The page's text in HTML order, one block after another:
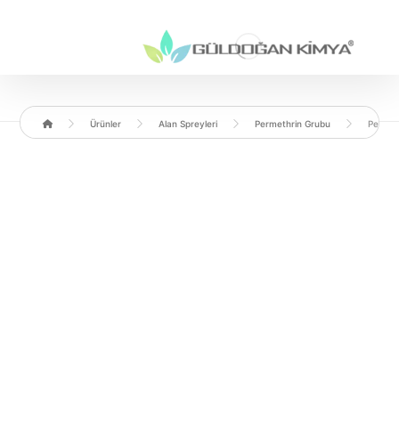
Ürünler Alan Spreyleri Permethrin Grubu